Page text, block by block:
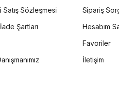
Satış Sözleşmesi
Şartları
Sipariş
Hesabım
Favoriler
İletişim